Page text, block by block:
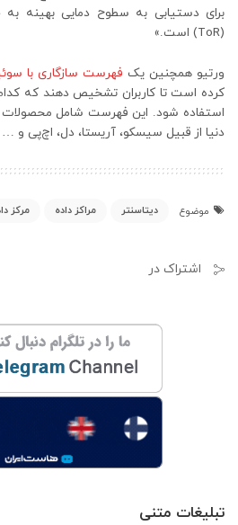
برای دستیابی به سطوح دمایی بهینه
(ToR) است.»
ورتیو همچنین یک فهرست سازگاری با
کرده است تا کاربران تشخیص دهند که
استفاده شود. این فهرست شامل محصولات
دنیا از قبیل سیسکو، آریستا، دل، اچ‌پی و
موضوع دیتاسنتر مراکز داده مرکز
اشتراک در
تبلیغات متنی